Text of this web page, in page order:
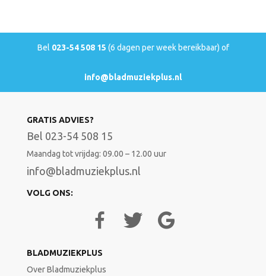
Bel 023-54 508 15 (6 dagen per week bereikbaar) of
info@bladmuziekplus.nl
GRATIS ADVIES?
Bel 023-54 508 15
Maandag tot vrijdag: 09.00 – 12.00 uur
info@bladmuziekplus.nl
VOLG ONS:
BLADMUZIEKPLUS
Over Bladmuziekplus